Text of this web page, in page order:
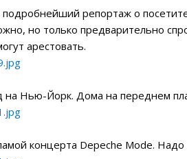
репортаж о
но только предварительно
арестовать.
на Нью-Йорк. Дома на переднем
концерта Depeche Mode.